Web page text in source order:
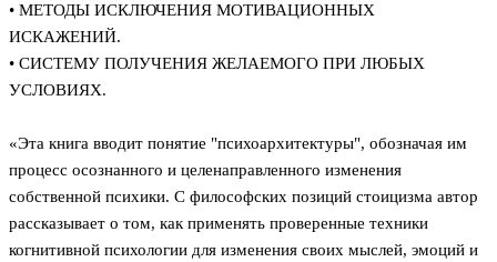
• МЕТОДЫ ИСКЛЮЧЕНИЯ МОТИВАЦИОННЫХ
ИСКАЖЕНИЙ.
• СИСТЕМУ ПОЛУЧЕНИЯ ЖЕЛАЕМОГО ПРИ ЛЮБЫХ
УСЛОВИЯХ.
«Эта книга вводит понятие "психоархитектуры", обозначая им
процесс осознанного и целенаправленного изменения
собственной психики. С философских позиций стоицизма автор
рассказывает о том, как применять проверенные техники
когнитивной психологии для изменения своих мыслей, эмоций и